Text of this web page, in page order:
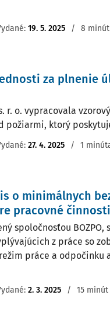
19. 5. 2025 / 8
za plnenie
r. o. vypracovala
požiarmi, ktorý
27. 4. 2025 / 1
o minimálnych
pracovné
spoločnosťou
z práce so
práce a
2. 3. 2025 / 15